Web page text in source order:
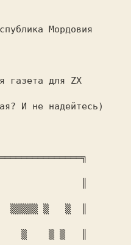
Моpдовия
газета для ZX
И не надейтесь)
▒   ▒  ║
▒    ▒ ▒   ║